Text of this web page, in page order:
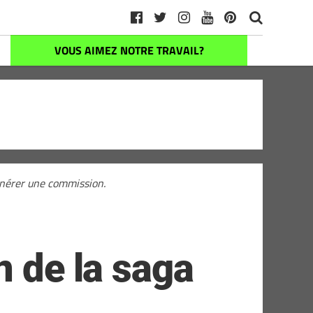
VOUS AIMEZ NOTRE TRAVAIL?
une commission.
de la saga